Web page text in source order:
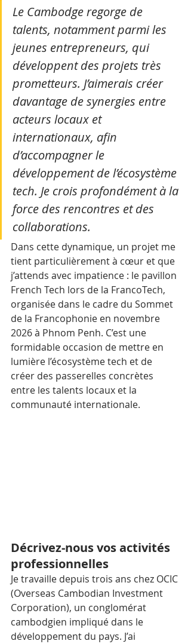
Le Cambodge regorge de
talents, notamment parmi les
jeunes entrepreneurs, qui
développent des projets très
prometteurs. J’aimerais créer
davantage de synergies entre
acteurs locaux et
internationaux, afin
d’accompagner le
développement de l’écosystème
tech. Je crois profondément à la
force des rencontres et des
collaborations.
Dans cette dynamique, un projet me
tient particulièrement à cœur et que
j’attends avec impatience : le pavillon
French Tech lors de la FrancoTech,
organisée dans le cadre du Sommet
de la Francophonie en novembre
2026 à Phnom Penh. C’est une
formidable occasion de mettre en
lumière l’écosystème tech et de
créer des passerelles concrètes
entre les talents locaux et la
communauté internationale.
Décrivez-nous vos activités
professionnelles
Je travaille depuis trois ans chez OCIC
(Overseas Cambodian Investment
Corporation), un conglomérat
cambodgien impliqué dans le
développement du pays. J’ai